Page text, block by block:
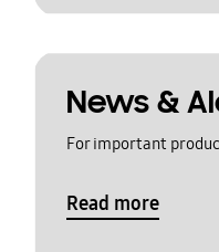
News &
For important
Read more